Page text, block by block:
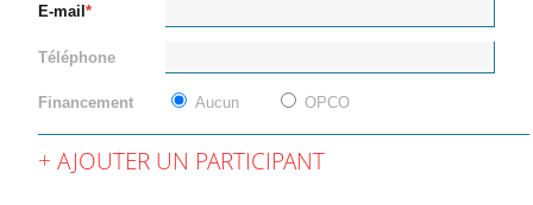
E-mail
Téléphone
Financement Aucun OPCO
AJOUTER UN PARTICIPANT